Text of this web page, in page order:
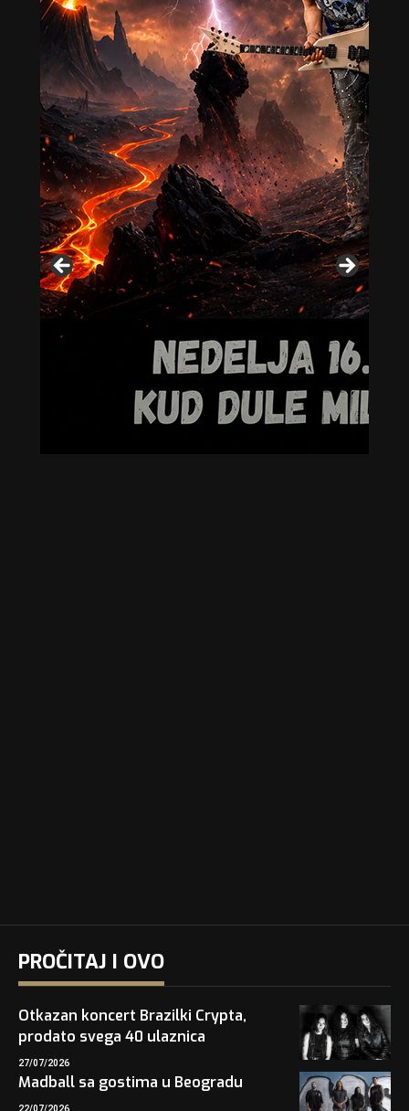
PROČITAJ I OVO
Otkazan koncert Brazilki Crypta,
prodato svega 40 ulaznica
27/07/2026
Madball sa gostima u Beogradu